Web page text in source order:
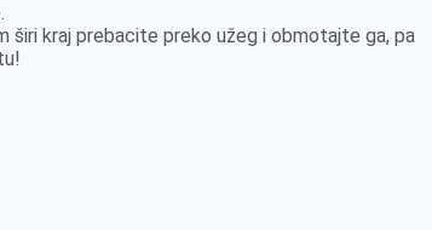
širi kraj prebacite preko užeg i obmotajte ga, pa